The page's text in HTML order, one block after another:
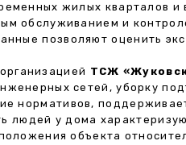
жилых кварталов
обслуживанием и
позволяют оценить
ТСЖ
сетей, уборку
нормативов,
людей у дома
объекта